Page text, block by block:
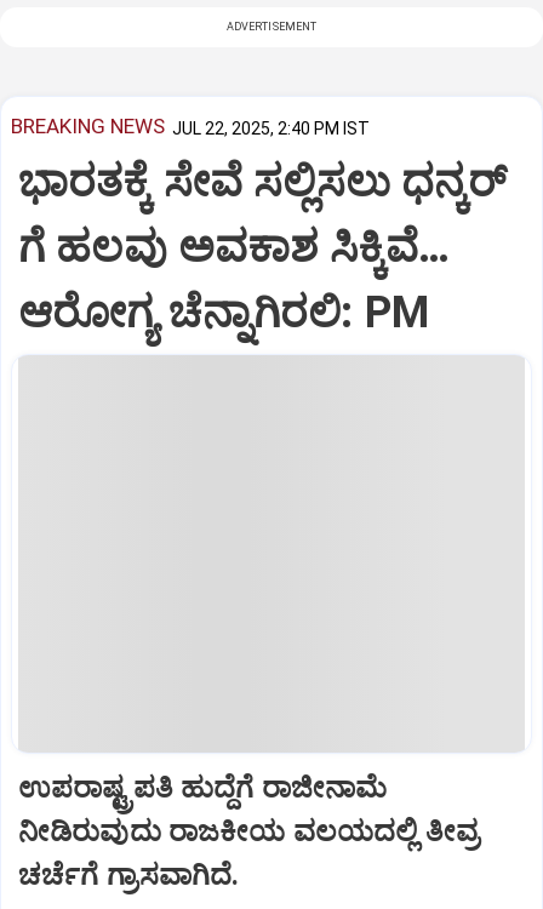
ADVERTISEMENT
BREAKING NEWS JUL 22, 2025, 2:40 PM IST
ಭಾರತಕ್ಕೆ ಸೇವೆ ಸಲ್ಲಿಸಲು ಧನ್ಕರ್‌
ಗೆ ಹಲವು ಅವಕಾಶ ಸಿಕ್ಕಿವೆ…
ಆರೋಗ್ಯ ಚೆನ್ನಾಗಿರಲಿ: PM
ಉಪರಾಷ್ಟ್ರಪತಿ ಹುದ್ದೆಗೆ ರಾಜೀನಾಮೆ
ನೀಡಿರುವುದು ರಾಜಕೀಯ ವಲಯದಲ್ಲಿ ತೀವ್ರ
ಚರ್ಚೆಗೆ ಗ್ರಾಸವಾಗಿದೆ.